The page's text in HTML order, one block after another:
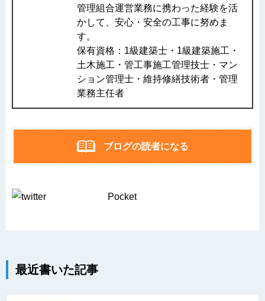
管理組合運営業務に携わった経験を活
かして、安心・安全の工事に努めま
す。
保有資格：1級建築士・1級建築施工・
土木施工・管工事施工管理技士・マン
ション管理士・維持修繕技術者・管理
業務主任者
ブログの読者になる
Pocket
最近書いた記事